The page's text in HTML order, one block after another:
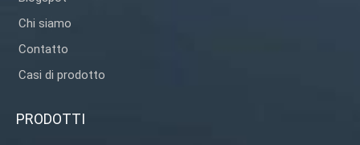
Chi siamo
Contatto
Casi di prodotto
PRODOTTI